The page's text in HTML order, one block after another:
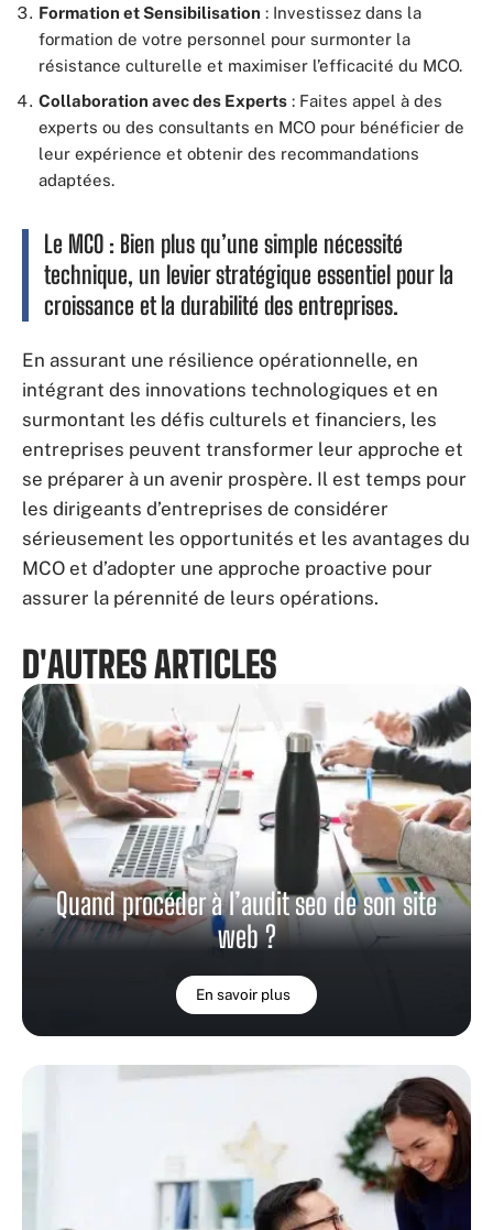
Formation et Sensibilisation : Investissez dans la
formation de votre personnel pour surmonter la
résistance culturelle et maximiser l’efficacité du MCO.
Collaboration avec des Experts : Faites appel à des
experts ou des consultants en MCO pour bénéficier de
leur expérience et obtenir des recommandations
adaptées.
Le MCO : Bien plus qu’une simple nécessité
technique, un levier stratégique essentiel pour la
croissance et la durabilité des entreprises.
En assurant une résilience opérationnelle, en
intégrant des innovations technologiques et en
surmontant les défis culturels et financiers, les
entreprises peuvent transformer leur approche et
se préparer à un avenir prospère. Il est temps pour
les dirigeants d’entreprises de considérer
sérieusement les opportunités et les avantages du
MCO et d’adopter une approche proactive pour
assurer la pérennité de leurs opérations.
D'AUTRES ARTICLES
Quand procéder à l’audit seo de son site
web ?
En savoir plus